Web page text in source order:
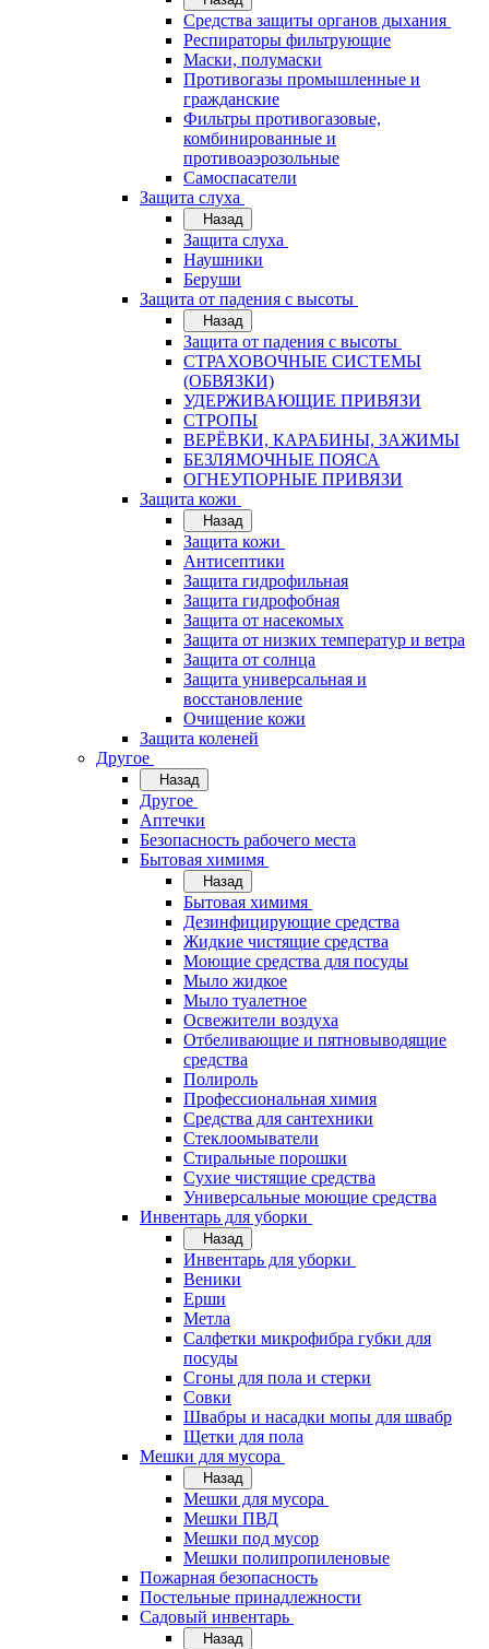
Средства защиты органов дыхания
Респираторы фильтрующие
Маски, полумаски
Противогазы промышленные и
гражданские
Фильтры противогазовые,
комбинированные и
противоаэрозольные
Самоспасатели
Защита слуха
Назад
Защита слуха
Наушники
Беруши
Защита от падения с высоты
Назад
Защита от падения с высоты
СТРАХОВОЧНЫЕ СИСТЕМЫ
(ОБВЯЗКИ)
УДЕРЖИВАЮЩИЕ ПРИВЯЗИ
СТРОПЫ
ВЕРЁВКИ, КАРАБИНЫ, ЗАЖИМЫ
БЕЗЛЯМОЧНЫЕ ПОЯСА
ОГНЕУПОРНЫЕ ПРИВЯЗИ
Защита кожи
Назад
Защита кожи
Антисептики
Защита гидрофильная
Защита гидрофобная
Защита от насекомых
Защита от низких температур и ветра
Защита от солнца
Защита универсальная и
восстановление
Очищение кожи
Защита коленей
Другое
Назад
Другое
Аптечки
Безопасность рабочего места
Бытовая химимя
Назад
Бытовая химимя
Дезинфицирующие средства
Жидкие чистящие средства
Моющие средства для посуды
Мыло жидкое
Мыло туалетное
Освежители воздуха
Отбеливающие и пятновыводящие
средства
Полироль
Профессиональная химия
Средства для сантехники
Стеклоомыватели
Стиральные порошки
Сухие чистящие средства
Универсальные моющие средства
Инвентарь для уборки
Назад
Инвентарь для уборки
Веники
Ерши
Метла
Салфетки микрофибра губки для
посуды
Сгоны для пола и стерки
Совки
Швабры и насадки мопы для швабр
Щетки для пола
Мешки для мусора
Назад
Мешки для мусора
Мешки ПВД
Мешки под мусор
Мешки полипропиленовые
Пожарная безопасность
Постельные принадлежности
Садовый инвентарь
Назад